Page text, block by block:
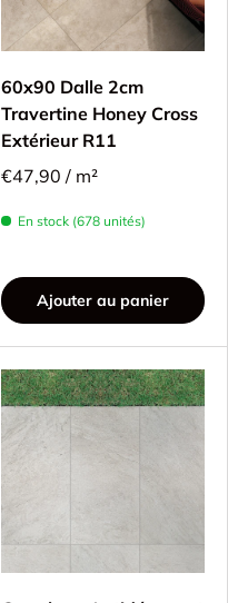
60x90 Dalle 2cm
Travertine Honey Cross
Extérieur R11
€47,90 / m²
En stock (678 unités)
Ajouter au panier